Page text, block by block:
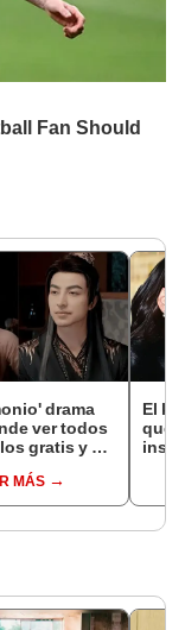
drama
ver todos
gratis y en
MÁS
El k-
que